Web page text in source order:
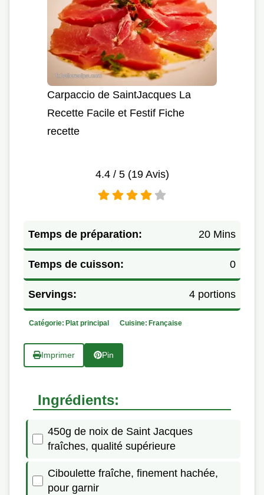
Carpaccio de SaintJacques La
Recette Facile et Festif Fiche
recette
4.4/ 5 (19Avis)
Temps de préparation: 20 Mins
Temps de cuisson: 0
Servings: 4 portions
Catégorie: Plat principal Cuisine: Française
Imprimer Pin
Ingrédients:
450g de noix de Saint Jacques
fraîches, qualité supérieure
Ciboulette fraîche, finement hachée,
pour garnir